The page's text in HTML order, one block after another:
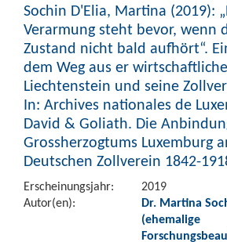
Sochin D'Elia, Martina (2019):
Verarmung steht bevor, wenn
Zustand nicht bald aufhört“.
dem Weg aus er
Liechtenstein und seine
In: Archives nationales de
David & Goliath. Die
Grossherzogtums Luxemburg
Deutschen Zollverein 1842-
Erscheinungsjahr:
2019
Autor(en):
Dr. Martina
(ehemalige